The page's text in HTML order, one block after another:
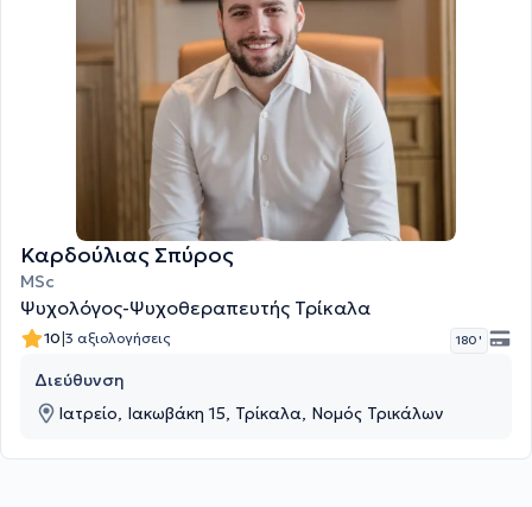
Καρδούλιας Σπύρος
MSc
Ψυχολόγος-Ψυχοθεραπευτής Τρίκαλα
10|3 αξιολογήσεις 180 '
Διεύθυνση
Ιατρείο, Ιακωβάκη 15, Τρίκαλα, Νομός Τρικάλων